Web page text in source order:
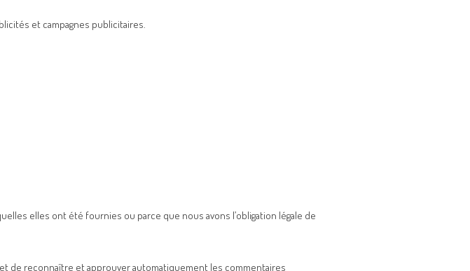
et campagnes publicitaires.
elles ont été fournies ou parce que nous avons l’obligation légale de
de reconnaître et approuver automatiquement les commentaires